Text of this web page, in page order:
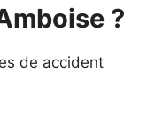
?
de accident